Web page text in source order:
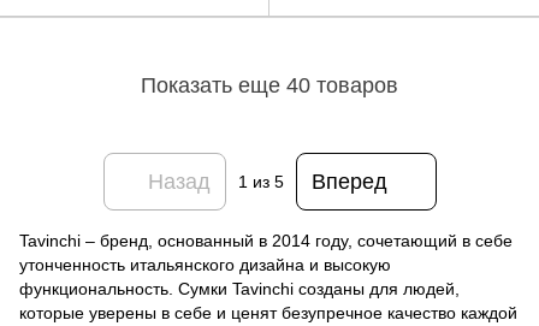
Показать еще 40 товаров
Назад 1 из 5 Вперед
Tavinchi – бренд, основанный в 2014 году, сочетающий в себе
утонченность итальянского дизайна и высокую
функциональность. Сумки Tavinchi созданы для людей,
которые уверены в себе и ценят безупречное качество каждой